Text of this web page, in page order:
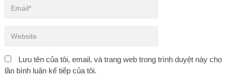
Lưu tên của tôi, email, và trang web trong trình duyệt này cho
lần bình luận kế tiếp của tôi.